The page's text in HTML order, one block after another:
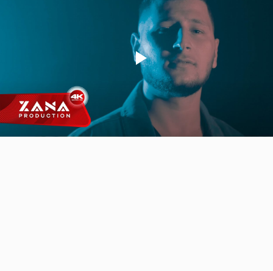
Play
Video